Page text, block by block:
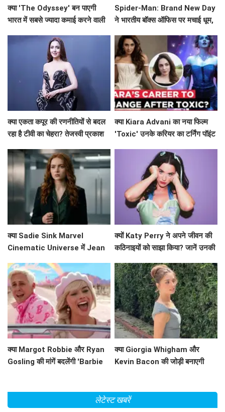
क्या 'The Odyssey' बन पाएगी
भारत में सबसे ज्यादा कमाई करने वाली
Spider-Man: Brand New Day
ने भारतीय बॉक्स ऑफिस पर मचाई धूम,
पीछे!
क्या एकता कपूर की रणनीतियों से बदल
रहा है टीवी का चेहरा? तेजस्वी प्रकाश
क्या Kiara Advani का नया फिल्म
'Toxic' उनके करियर का टर्निंग पॉइंट
क्या Sadie Sink Marvel
Cinematic Universe में Jean
क्यों Katy Perry ने अपने जीवन की
कठिनाइयों को साझा किया? जानें उनकी
क्या Margot Robbie और Ryan
Gosling की मांगें बदलेंगी 'Barbie
क्या Giorgia Whigham और
Kevin Bacon की जोड़ी बनाएगी
लेटेस्ट खबरें